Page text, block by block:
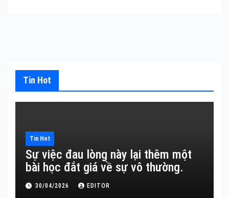
Tin Hot
Tin Hot
Sự việc đau lòng này lại thêm một
bài học đắt giá về sự vô thường.
30/04/2026 EDITOR